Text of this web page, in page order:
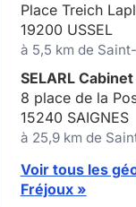
Place Treich
19200 USSEL
à 5,5 km de
SELARL Cabinet
8 place de la
15240 SAIGNES
à 25,9 km de
Voir tous les
Fréjoux »